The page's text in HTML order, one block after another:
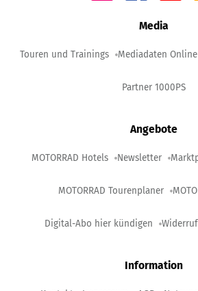
Media
Touren und Trainings Mediadaten Online
Partner 1000PS
Angebote
MOTORRAD Hotels Newsletter
MOTORRAD Tourenplaner
Digital-Abo hier kündigen
Information